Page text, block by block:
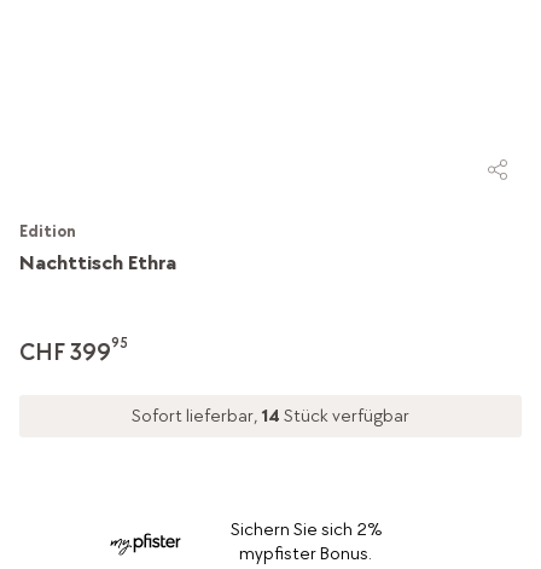
Nachttisch Ethra
Edition
CHF 39995
Sofort lieferbar, 14 Stück verfügbar
Sichern Sie sich 2%
mypfister Bonus.